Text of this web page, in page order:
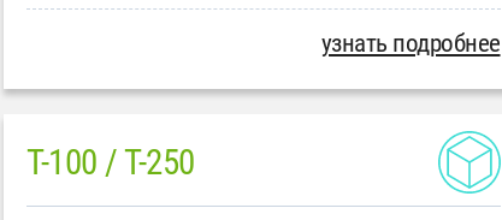
узнать подробнее
T-100 / T-250